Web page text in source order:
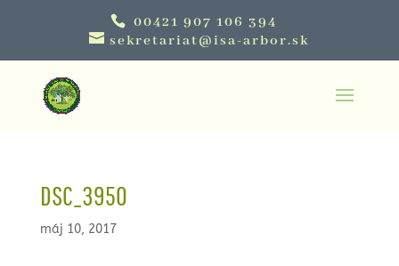
00421 907 106 394
sekretariat@isa-arbor.sk
DSC_3950
máj 10, 2017